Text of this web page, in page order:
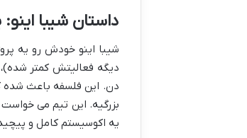
داستان شیبا
دیگه فعالیتش کمتر
دن. این فلسفه باعث شده
بزرگیه. این تیم می
یه اکوسیستم کامل و